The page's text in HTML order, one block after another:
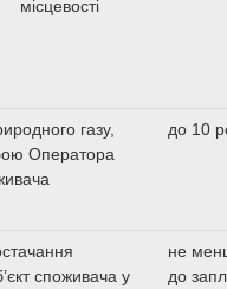
місцевості
газу,
Оператора
до 10
споживача у
не
до